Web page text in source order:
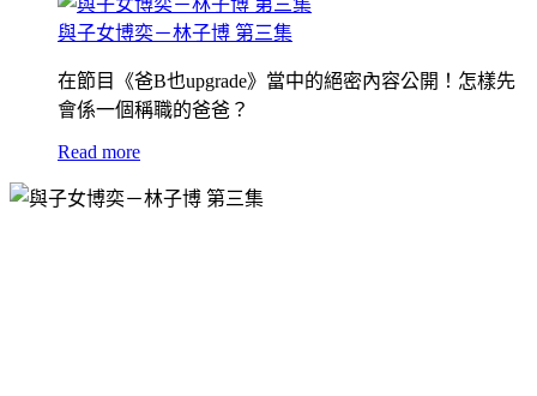
與子女博奕－林子博 第三集
在節目《爸B也upgrade》當中的絕密內容公開！怎樣先
會係一個稱職的爸爸？
Read more